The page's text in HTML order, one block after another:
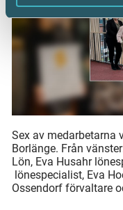
Sex av medarbetarna
Borlänge. Från
Lön, Eva Husahr
lönespecialist, Eva
Ossendorf förvaltare